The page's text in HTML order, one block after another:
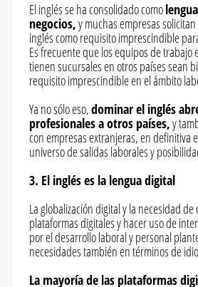
El inglés se ha consolidado como
negocios,y muchas empresas
inglés como requisito imprescindible
Es frecuente que los equipos de trabajo
tienen sucursales en otros países sean
requisito imprescindible en el ámbito
Ya no sólo eso,dominar el inglés
profesionales a otros países,y
con empresas extranjeras, en definitiva
universo de salidas laborales y
3. El inglés es la lengua digital
La globalización digital y la necesidad
plataformas digitales y hacer uso de
por el desarrollo laboral y personal
necesidades también en términos de
La mayoría de las plataformas